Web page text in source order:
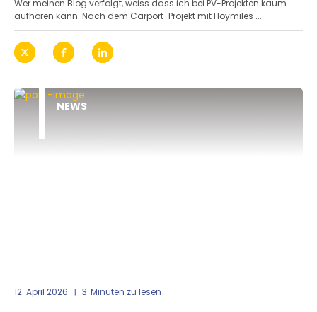
Wer meinen Blog verfolgt, weiss dass ich bei PV-Projekten kaum
aufhören kann. Nach dem Carport-Projekt mit Hoymiles ...
NEWS
12. April 2026 3 Minuten zu lesen